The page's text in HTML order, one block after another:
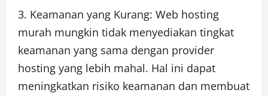
3. Keamanan yang Kurang: Web hosting
murah mungkin tidak menyediakan tingkat
keamanan yang sama dengan provider
hosting yang lebih mahal. Hal ini dapat
meningkatkan risiko keamanan dan membuat